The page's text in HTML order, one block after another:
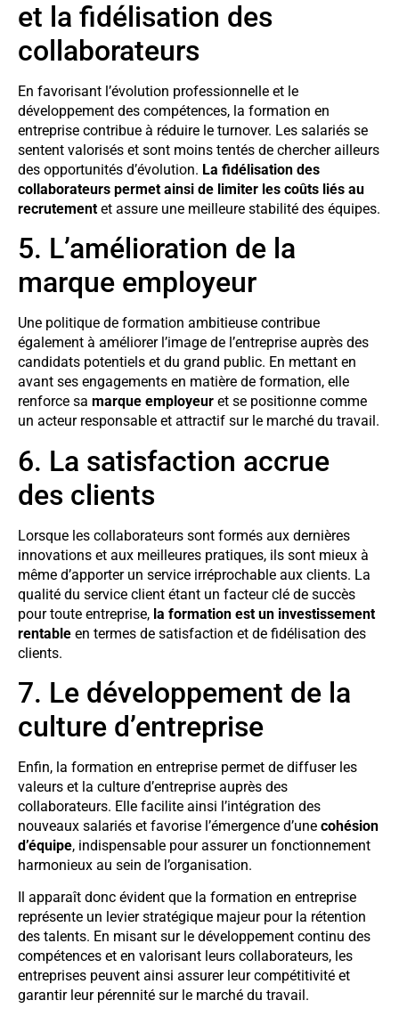
et la fidélisation des
collaborateurs
En favorisant l’évolution professionnelle et le
développement des compétences, la formation en
entreprise contribue à réduire le turnover. Les salariés se
sentent valorisés et sont moins tentés de chercher ailleurs
des opportunités d’évolution. La fidélisation des
collaborateurs permet ainsi de limiter les coûts liés au
recrutement et assure une meilleure stabilité des équipes.
5. L’amélioration de la
marque employeur
Une politique de formation ambitieuse contribue
également à améliorer l’image de l’entreprise auprès des
candidats potentiels et du grand public. En mettant en
avant ses engagements en matière de formation, elle
renforce sa marque employeur et se positionne comme
un acteur responsable et attractif sur le marché du travail.
6. La satisfaction accrue
des clients
Lorsque les collaborateurs sont formés aux dernières
innovations et aux meilleures pratiques, ils sont mieux à
même d’apporter un service irréprochable aux clients. La
qualité du service client étant un facteur clé de succès
pour toute entreprise, la formation est un investissement
rentable en termes de satisfaction et de fidélisation des
clients.
7. Le développement de la
culture d’entreprise
Enfin, la formation en entreprise permet de diffuser les
valeurs et la culture d’entreprise auprès des
collaborateurs. Elle facilite ainsi l’intégration des
nouveaux salariés et favorise l’émergence d’une cohésion
d’équipe, indispensable pour assurer un fonctionnement
harmonieux au sein de l’organisation.
Il apparaît donc évident que la formation en entreprise
représente un levier stratégique majeur pour la rétention
des talents. En misant sur le développement continu des
compétences et en valorisant leurs collaborateurs, les
entreprises peuvent ainsi assurer leur compétitivité et
garantir leur pérennité sur le marché du travail.